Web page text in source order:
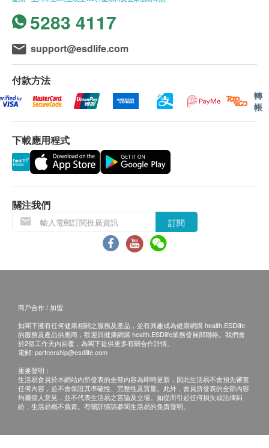
保用條款：
所有貨品一年保養（不包括濾芯、配件）
濾芯一經拆封使用過後，恕無法辦理退貨。
鋅底安裝：水壓6bars或以上，需安裝減壓閥（基本安
裝是不包括減壓閥之費用）
退換條款：
毀情況，一經確認簽收，恕不接受退換。
退換產品必須包裝完整，如退換之產品有任何殘缺或過
期退回，供應商有權不受理。
如有其他損壞或遺漏查詢，顧客必須保留有效收據正
health.ESDlife客戶服務部跟進。
電郵: support@esdlife.com / 健康網購health.ESDlife客
服熱線: (852) 3151-2288
5283 4117
support@esdlife.com
付款方法
轉
帳
下載應用程式
關注我們
訂閱
商戶合作 / 加盟
如閣下擁有任何健康相關之服務及產品，並有興趣成為健康網購 health.ESDlife
的服務及產品供應商，歡迎與健康網購 health.ESDlife業務發展部聯絡。我們會
於2個工作天內回覆，為閣下提供更多有關合作詳情。
電郵: partnership@esdlife.com
重要聲明：
生活易會員於本網站內所發表的全部內容為即時更新，因此生活易不會預先審查
任何內容，並不會保證其準確性、完整性及質量。此外，會員所發表的全部內容
均屬個人意見，並不代表生活易之言論及立場。如從而引起任何損失或法律糾
紛，生活易概不負責。有關詳情請參閱生活易的免責聲明。